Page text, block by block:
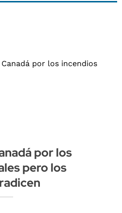
por los
pero los